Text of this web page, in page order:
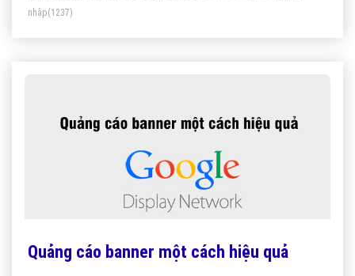
nhập(1237)
Quảng cáo banner một cách hiệu quả